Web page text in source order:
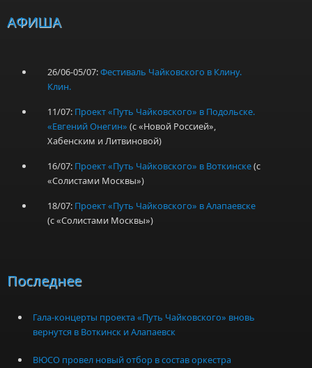
АФИША
26/06-05/07:Фестиваль Чайковского в Клину.
Клин.
11/07: Проект «Путь Чайковского» в Подольске.
«Евгений Онегин» (с «Новой Россией»,
Хабенским и Литвиновой)
16/07: Проект «Путь Чайковского» в Воткинске(с
«Солистами Москвы»)
18/07: Проект «Путь Чайковского» в Алапаевске
(с «Солистами Москвы»)
Последнее
Гала-концерты проекта «Путь Чайковского» вновь
вернутся в Воткинск и Алапаевск
ВЮСО провел новый отбор в состав оркестра